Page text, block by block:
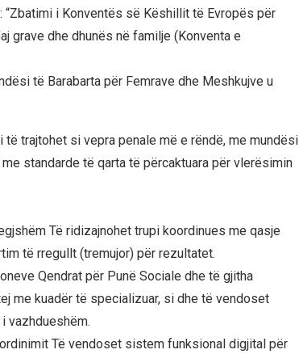
i Konventës së Këshillit të Evropës për
grave dhe dhunës në familje (Konventa e
të Barabarta për Femrave dhe Meshkujve u
trajtohet si vepra penale më e rëndë, me mundësi
standarde të qarta të përcaktuara për vlerësimin
Të ridizajnohet trupi koordinues me qasje
të rregullt (tremujor) për rezultatet.
Qendrat për Punë Sociale dhe të gjitha
me kuadër të specializuar, si dhe të vendoset
vazhdueshëm.
Të vendoset sistem funksional digjital për